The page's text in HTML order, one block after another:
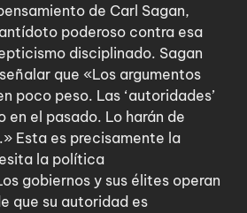
de Carl Sagan,
poderoso contra esa
disciplinado. Sagan
que «Los argumentos
poco peso. Las ‘autoridades’
en el pasado. Lo harán de
Esta es precisamente la
la política
gobiernos y sus élites operan
que su autoridad es